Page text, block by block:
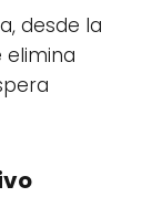
desde la
elimina